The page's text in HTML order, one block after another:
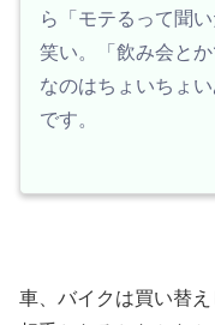
ら「モテるって聞
笑い。「飲み会と
なのはちょいちょ
です。
車、バイクは買い替